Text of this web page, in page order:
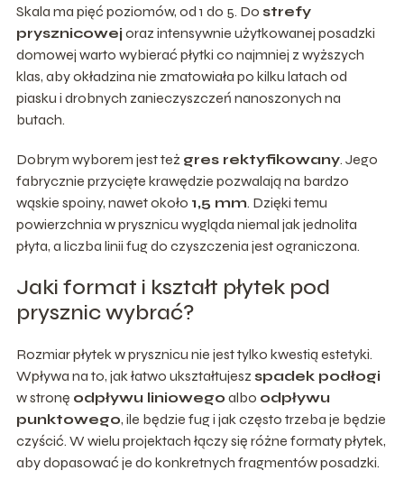
Skala ma pięć poziomów, od 1 do 5. Do strefy
prysznicowej oraz intensywnie użytkowanej posadzki
domowej warto wybierać płytki co najmniej z wyższych
klas, aby okładzina nie zmatowiała po kilku latach od
piasku i drobnych zanieczyszczeń nanoszonych na
butach.
Dobrym wyborem jest też gres rektyfikowany. Jego
fabrycznie przycięte krawędzie pozwalają na bardzo
wąskie spoiny, nawet około 1,5 mm. Dzięki temu
powierzchnia w prysznicu wygląda niemal jak jednolita
płyta, a liczba linii fug do czyszczenia jest ograniczona.
Jaki format i kształt płytek pod
prysznic wybrać?
Rozmiar płytek w prysznicu nie jest tylko kwestią estetyki.
Wpływa na to, jak łatwo ukształtujesz spadek podłogi
w stronę odpływu liniowego albo odpływu
punktowego, ile będzie fug i jak często trzeba je będzie
czyścić. W wielu projektach łączy się różne formaty płytek,
aby dopasować je do konkretnych fragmentów posadzki.